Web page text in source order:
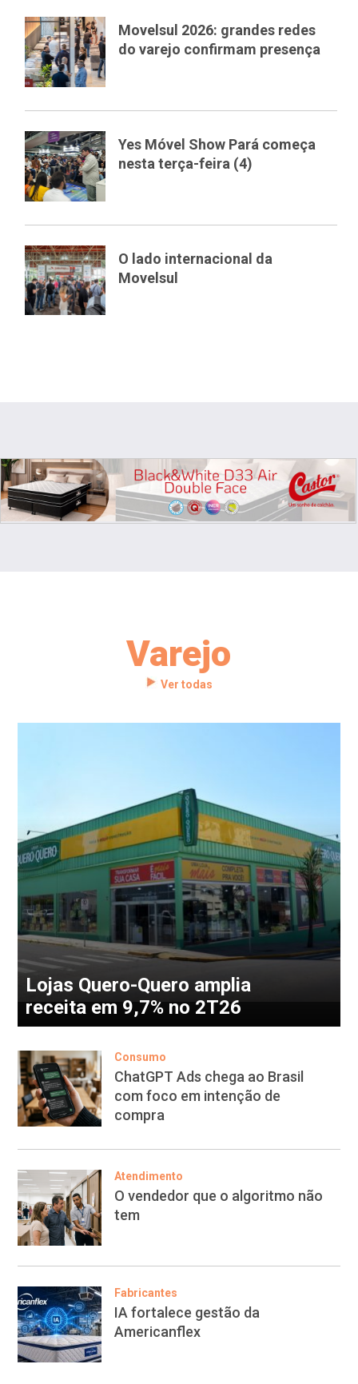
Movelsul 2026: grandes redes
do varejo confirmam presença
Yes Móvel Show Pará começa
nesta terça-feira (4)
O lado internacional da
Movelsul
Varejo
Ver todas
Lojas Quero-Quero amplia
receita em 9,7% no 2T26
Consumo
ChatGPT Ads chega ao Brasil
com foco em intenção de
compra
Atendimento
O vendedor que o algoritmo não
tem
Fabricantes
IA fortalece gestão da
Americanflex